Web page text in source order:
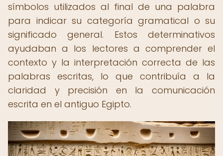
símbolos utilizados al final de una palabra
para indicar su categoría gramatical o su
significado general. Estos determinativos
ayudaban a los lectores a comprender el
contexto y la interpretación correcta de las
palabras escritas, lo que contribuía a la
claridad y precisión en la comunicación
escrita en el antiguo Egipto.